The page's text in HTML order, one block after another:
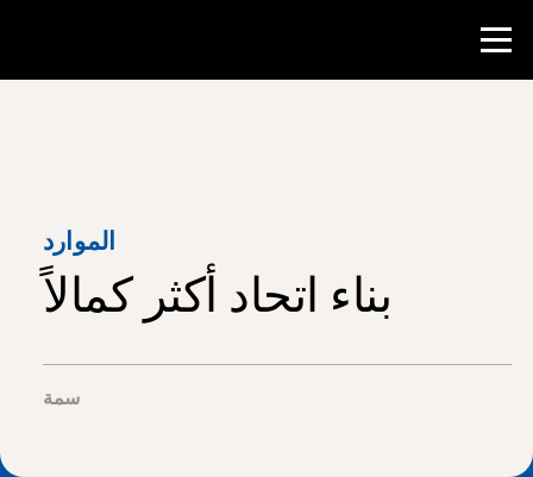
أدوات الفصل الدراسي
المعاهد
الموارد
بناء اتحاد أكثر كمالاً
سمة